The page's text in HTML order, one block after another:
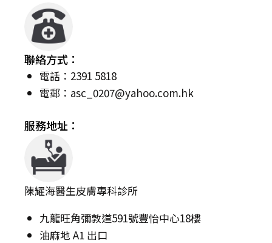
聯絡方式：
電話：2391 5818
電郵： asc_0207@yahoo.com.hk
服務地址：
陳耀海醫生皮膚專科診所
九龍旺角彌敦道591號豐怡中心18樓
油麻地 A1 出口